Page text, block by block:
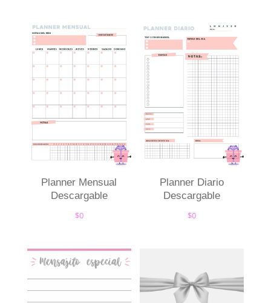
Planner Mensual
Descargable
$0
Planner Diario
Descargable
$0